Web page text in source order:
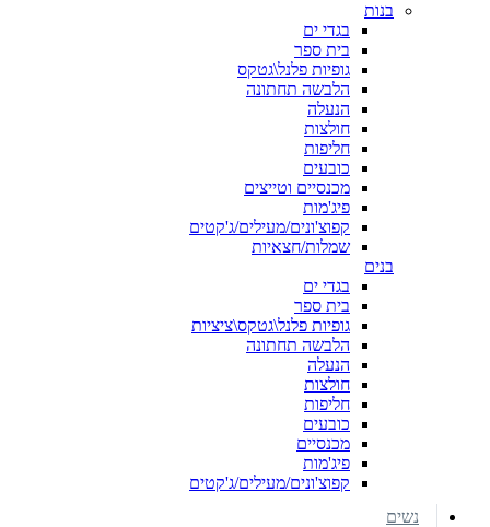
בנות
בגדי ים
בית ספר
גופיות פלנל\גטקס
הלבשה תחתונה
הנעלה
חולצות
חליפות
כובעים
מכנסיים וטייצים
פיג'מות
קפוצ'ונים/מעילים/ג'קטים
שמלות/חצאיות
בנים
בגדי ים
בית ספר
גופיות פלנל\גטקס\ציציות
הלבשה תחתונה
הנעלה
חולצות
חליפות
כובעים
מכנסיים
פיג'מות
קפוצ'ונים/מעילים/ג'קטים
נשים